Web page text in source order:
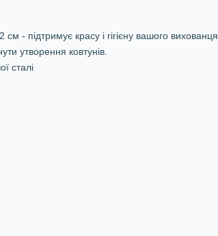
см - підтримує красу і гігієну вашого вихованця.
утворення ковтунів.
сталі